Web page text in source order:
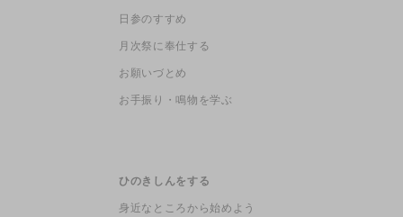
日参のすすめ
月次祭に奉仕する
お願いづとめ
お手振り・鳴物を学ぶ
ひのきしんをする
身近なところから始めよう